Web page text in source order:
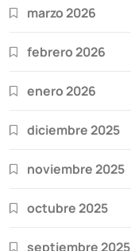
marzo 2026
febrero 2026
enero 2026
diciembre 2025
noviembre 2025
octubre 2025
septiembre 2025